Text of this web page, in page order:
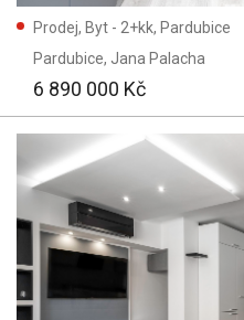
Prodej, Byt - 2+kk, Pardubice
Pardubice, Jana Palacha
6 890 000 Kč